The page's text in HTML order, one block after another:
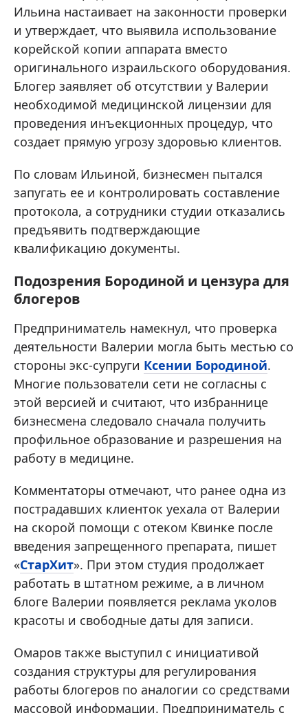
Ильина настаивает на законности проверки
и утверждает, что выявила использование
корейской копии аппарата вместо
оригинального израильского оборудования.
Блогер заявляет об отсутствии у Валерии
необходимой медицинской лицензии для
проведения инъекционных процедур, что
создает прямую угрозу здоровью клиентов.
По словам Ильиной, бизнесмен пытался
запугать ее и контролировать составление
протокола, а сотрудники студии отказались
предъявить подтверждающие
квалификацию документы.
Подозрения Бородиной и цензура для
блогеров
Предприниматель намекнул, что проверка
деятельности Валерии могла быть местью со
стороны экс-супруги Ксении Бородиной.
Многие пользователи сети не согласны с
этой версией и считают, что избраннице
бизнесмена следовало сначала получить
профильное образование и разрешения на
работу в медицине.
Комментаторы отмечают, что ранее одна из
пострадавших клиенток уехала от Валерии
на скорой помощи с отеком Квинке после
введения запрещенного препарата, пишет
«СтарХит». При этом студия продолжает
работать в штатном режиме, а в личном
блоге Валерии появляется реклама уколов
красоты и свободные даты для записи.
Омаров также выступил с инициативой
создания структуры для регулирования
работы блогеров по аналогии со средствами
массовой информации. Предприниматель с